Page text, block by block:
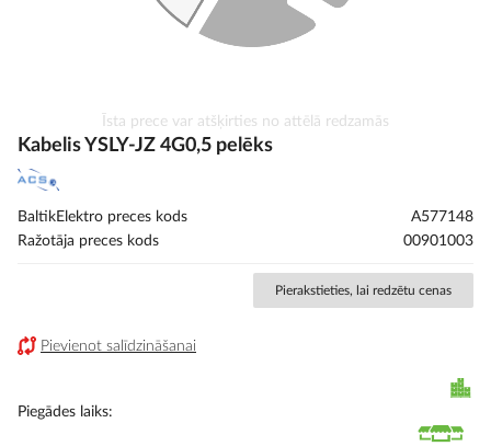
uz
sākumu
Īsta prece var atšķirties no attēlā redzamās
Kabelis YSLY-JZ 4G0,5 pelēks
BaltikElektro preces kods
A577148
Ražotāja preces kods
00901003
Pierakstieties, lai redzētu cenas
Pievienot salīdzināšanai
Piegādes laiks